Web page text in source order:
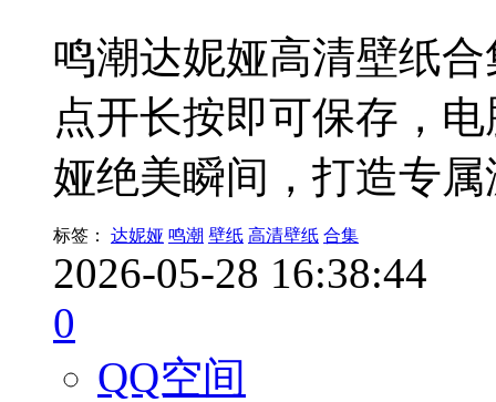
鸣潮达妮娅高清壁纸
点开长按即可保存，
娅绝美瞬间，打造专
标签： 达妮娅 鸣潮 壁纸 高清壁纸 合集
2026-05-28 16:38:44
0
QQ空间